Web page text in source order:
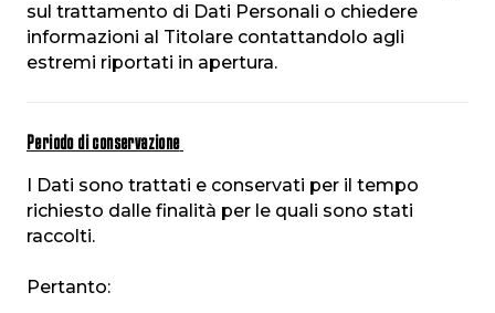
sul trattamento di Dati Personali o chiedere
informazioni al Titolare contattandolo agli
estremi riportati in apertura.
Periodo di conservazione
I Dati sono trattati e conservati per il tempo
richiesto dalle finalità per le quali sono stati
raccolti.
Pertanto: